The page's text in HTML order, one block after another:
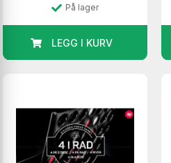
På lager
LEGG I KURV